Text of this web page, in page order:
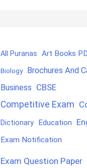
All Puranas Art Books
Biology
Brochures And
Business CBSE
Competitive Exam
Dictionary Education
Exam Notification
Exam Question Paper